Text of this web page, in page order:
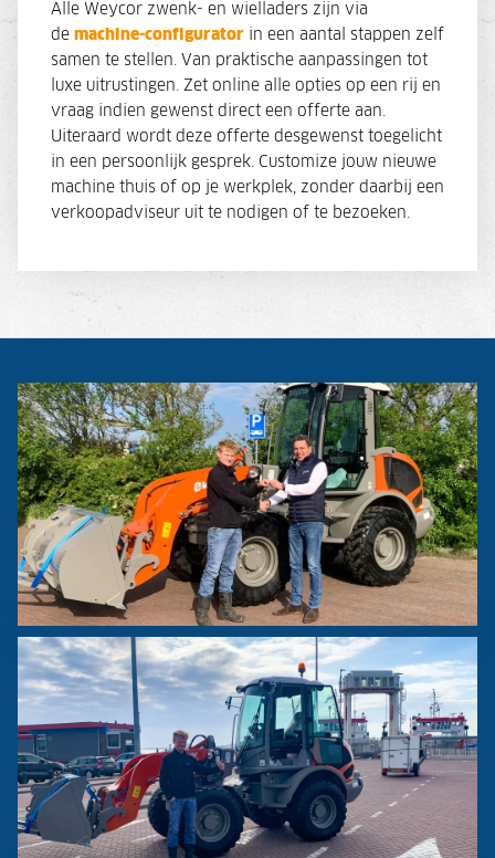
Alle Weycor zwenk- en wielladers zijn via
de machine-configurator in een aantal stappen zelf
samen te stellen. Van praktische aanpassingen tot
luxe uitrustingen. Zet online alle opties op een rij en
vraag indien gewenst direct een offerte aan.
Uiteraard wordt deze offerte desgewenst toegelicht
in een persoonlijk gesprek. Customize jouw nieuwe
machine thuis of op je werkplek, zonder daarbij een
verkoopadviseur uit te nodigen of te bezoeken.